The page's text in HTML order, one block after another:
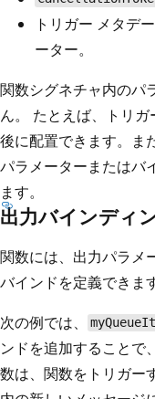
トリガー メタデ
ーター。
関数シグネチャ内のパ
ん。 たとえば、トリ
後に配置できます。ま
パラメーターまたはバ
ます。
出力バインディ
関数には、出力パラメ
バインドを定義できます
次の例では、
ンドを追加することで
数は、関数をトリガー